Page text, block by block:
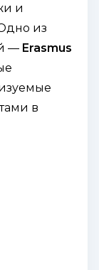
и
из
— Erasmus
в